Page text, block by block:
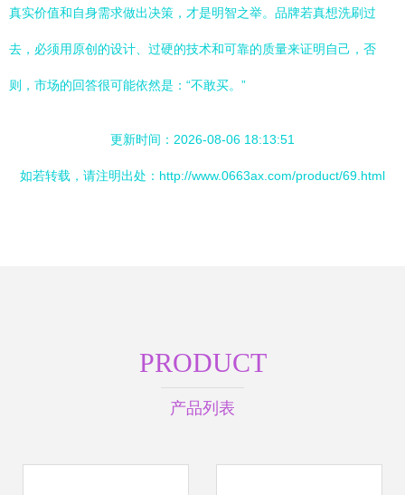
真实价值和自身需求做出决策，才是明智之举。品牌若真想洗刷过
去，必须用原创的设计、过硬的技术和可靠的质量来证明自己，否
则，市场的回答很可能依然是：“不敢买。”
更新时间：2026-08-06 18:13:51
如若转载，请注明出处：http://www.0663ax.com/product/69.html
PRODUCT
产品列表